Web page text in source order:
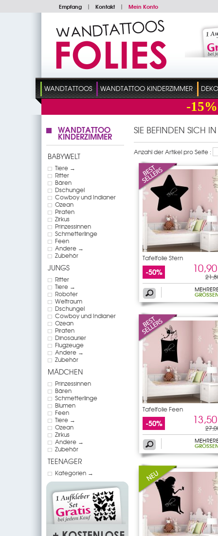
Empfang | Kontakt | Mein Konto
WANDTATTOOS WANDTATTOO KINDERZIMMER
-15%
WANDTATTOO
KINDERZIMMER
BABYWELT
Tiere →
Ritter
Bären
Dschungel
Cowboy und Indianer
Ozean
Piraten
Zirkus
Prinzessinnen
Schmetterlinge
Feen
Andere →
Zubehör
JUNGS
Ritter
Tiere →
Roboter
Weltraum
Dschungel
Cowboy und Indianer
Ozean
Piraten
Dinosaurier
Flugzeuge
Andere →
Zubehör
MÄDCHEN
Prinzessinnen
Bären
Schmetterlinge
Blumen
Feen
Tiere →
Ozean
Zirkus
Andere →
Zubehör
TEENAGER
Kategorien →
SIE BEFINDEN SICH
Anzahl der Artikel pro Seite :
Tafelfolie Stern
-50%
GRÖSSEN
Tafelfolie Feen
-50%
GRÖSSEN